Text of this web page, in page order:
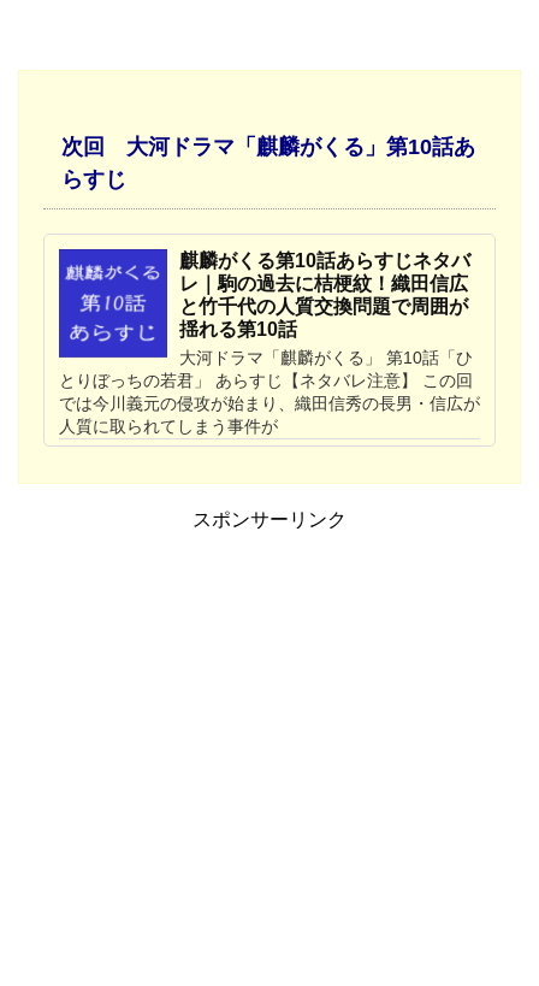
次回 大河ドラマ「麒麟がくる」第10話あ
らすじ
麒麟がくる第10話あらすじネタバ
レ｜駒の過去に桔梗紋！織田信広
と竹千代の人質交換問題で周囲が
揺れる第10話
大河ドラマ「麒麟がくる」 第10話「ひ
とりぼっちの若君」 あらすじ【ネタバレ注意】 この回
では今川義元の侵攻が始まり、織田信秀の長男・信広が
人質に取られてしまう事件が
スポンサーリンク